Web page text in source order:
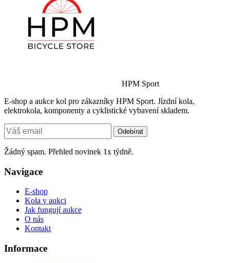
HPM Sport
E-shop a aukce kol pro zákazníky HPM Sport. Jízdní kola,
elektrokola, komponenty a cyklistické vybavení skladem.
Odebírat
Žádný spam. Přehled novinek 1x týdně.
Navigace
E-shop
Kola v aukci
Jak fungují aukce
O nás
Kontakt
Informace